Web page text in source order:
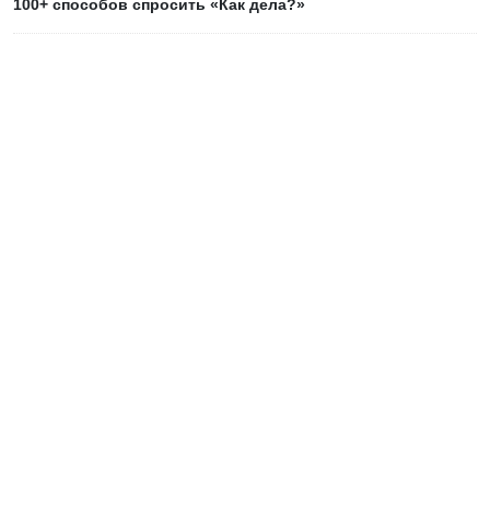
100+ способов спросить «Как дела?»